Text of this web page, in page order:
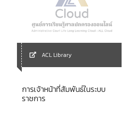
ACL Library
การเจ้าหน้าที่สัมพันธ์ในระบบ
ราชการ